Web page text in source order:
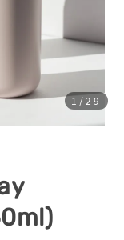
1 /29